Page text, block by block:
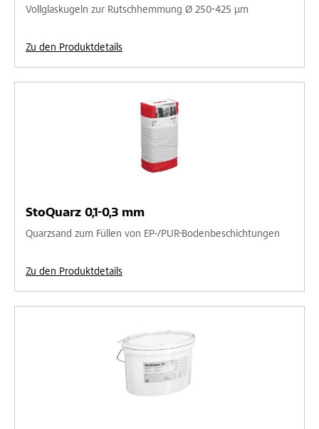
Vollglaskugeln zur Rutschhemmung Ø 250-425 µm
Zu den Produktdetails
StoQuarz 0,1-0,3 mm
Quarzsand zum Füllen von EP-/PUR-Bodenbeschichtungen
Zu den Produktdetails